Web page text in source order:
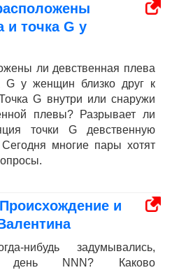
и точка G у
ли девственная плева
G у женщин близко друг к
G внутри или снаружи
плевы? Разрывает ли
точки G девственную
многие пары хотят
и
нибудь задумывались,
день NNN? Каково